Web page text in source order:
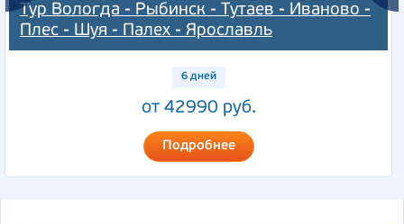
Тур Вологда - Рыбинск - Тутаев - Иваново -
Плес - Шуя - Палех - Ярославль
6 дней
от 42990 руб.
Подробнее